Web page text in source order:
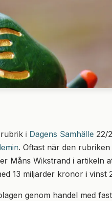
i Dagens Samhälle 22/
. Oftast när den
Måns Wikstrand i artikeln
13 miljarder kronor i vinst
genom handel med